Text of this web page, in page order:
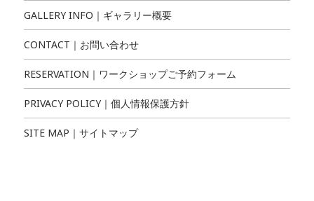
GALLERY INFO｜ギャラリー概要
CONTACT｜お問い合わせ
RESERVATION｜ワークショップご予約フォーム
PRIVACY POLICY｜個人情報保護方針
SITE MAP｜サイトマップ